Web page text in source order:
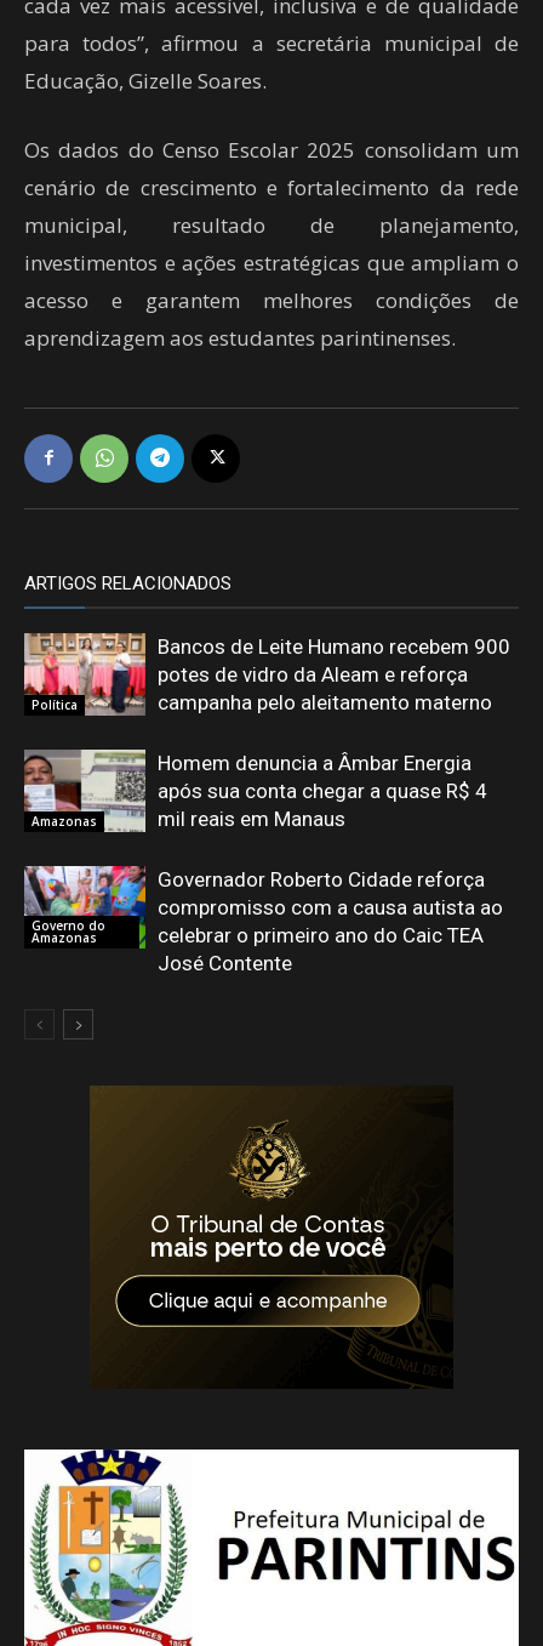
para todos”, afirmou a secretária municipal de
Educação, Gizelle Soares.
Os dados do Censo Escolar 2025 consolidam um
cenário de crescimento e fortalecimento da rede
municipal, resultado de planejamento,
investimentos e ações estratégicas que ampliam o
acesso e garantem melhores condições de
aprendizagem aos estudantes parintinenses.
ARTIGOS RELACIONADOS
Política
Bancos de Leite Humano recebem 900
potes de vidro da Aleam e reforça
campanha pelo aleitamento materno
Amazonas
Homem denuncia a Âmbar Energia
após sua conta chegar a quase R$ 4
mil reais em Manaus
Governo do
Amazonas
Governador Roberto Cidade reforça
compromisso com a causa autista ao
celebrar o primeiro ano do Caic TEA
José Contente